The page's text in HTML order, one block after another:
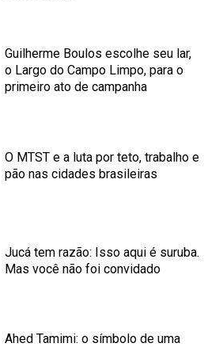
Guilherme Boulos escolhe seu lar,
o Largo do Campo Limpo, para o
primeiro ato de campanha
O MTST e a luta por teto, trabalho e
pão nas cidades brasileiras
Jucá tem razão: Isso aqui é suruba.
Mas você não foi convidado
Ahed Tamimi: o símbolo de uma